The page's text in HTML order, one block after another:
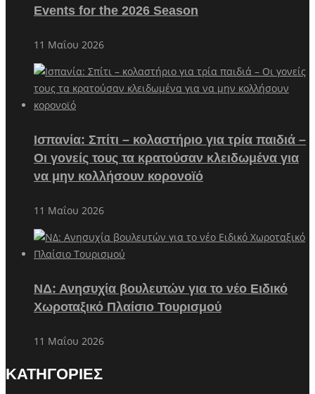
Events for the 2026 Season
11 Μαΐου 2026
Ισπανία: Σπίτι – κολαστήριο για τρία παιδιά –
Οι γονείς τους τα κρατούσαν κλειδωμένα για
να μην κολλήσουν κορονοϊό
11 Μαΐου 2026
ΝΔ: Ανησυχία βουλευτών για το νέο Ειδικό
Χωροταξικό Πλαίσιο Τουρισμού
11 Μαΐου 2026
ΚΑΤΗΓΟΡΙΕΣ